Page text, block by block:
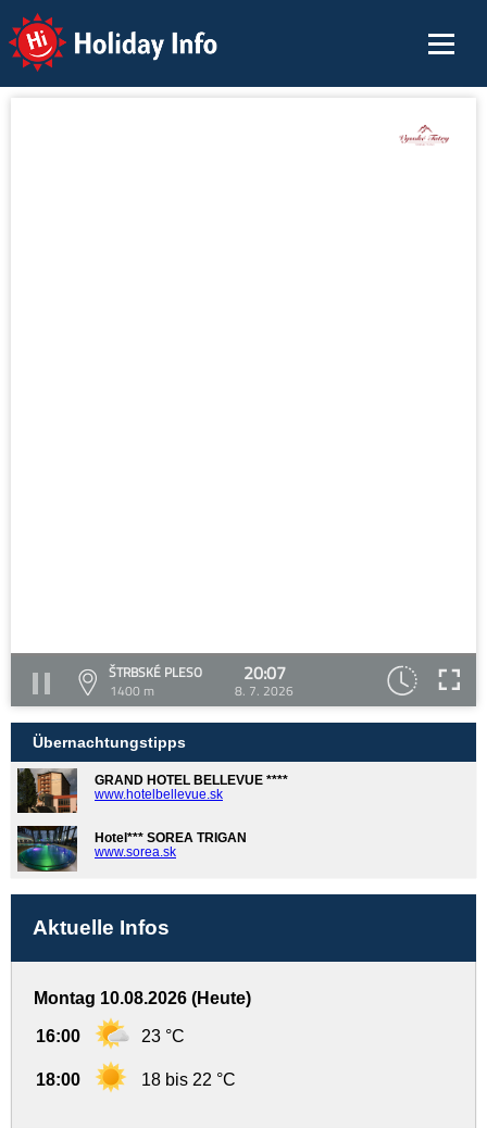
Holiday Info
ŠTRBSKÉ PLESO
1400 m
20:07
8. 7. 2026
Übernachtungstipps
GRAND HOTEL BELLEVUE ****
www.hotelbellevue.sk
Hotel*** SOREA TRIGAN
www.sorea.sk
Aktuelle Infos
Montag 10.08.2026 (Heute)
16:00 23 °C
18:00 18 bis 22 °C